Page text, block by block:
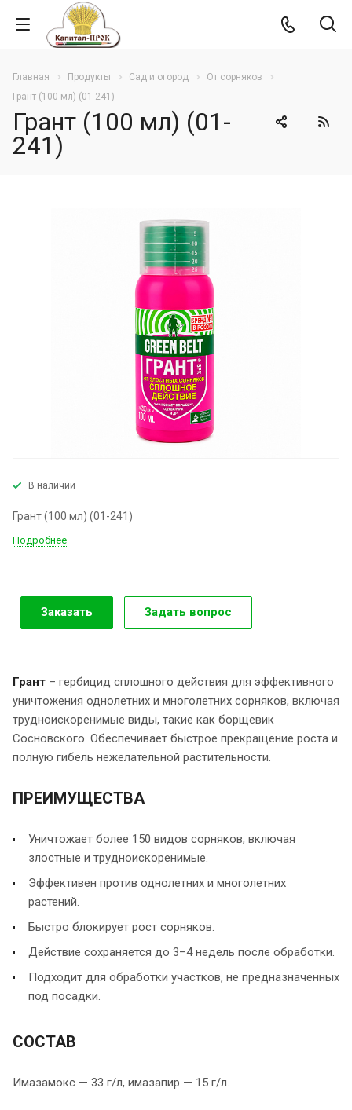
Главная Продукты Сад и огород
От сорняков
Грант (100 мл) (01-241)
Грант (100 мл) (01-
241)
В наличии
Грант (100 мл) (01-241)
Подробнее
Заказать Задать вопрос
Грант – гербицид сплошного действия для эффективного
уничтожения однолетних и многолетних сорняков, включая
трудноискоренимые виды, такие как борщевик
Сосновского. Обеспечивает быстрое прекращение роста и
полную гибель нежелательной растительности.
ПРЕИМУЩЕСТВА
Уничтожает более 150 видов сорняков, включая
злостные и трудноискоренимые.
Эффективен против однолетних и многолетних
растений.
Быстро блокирует рост сорняков.
Действие сохраняется до 3–4 недель после обработки.
Подходит для обработки участков, не предназначенных
под посадки.
СОСТАВ
Имазамокс — 33 г/л, имазапир — 15 г/л.